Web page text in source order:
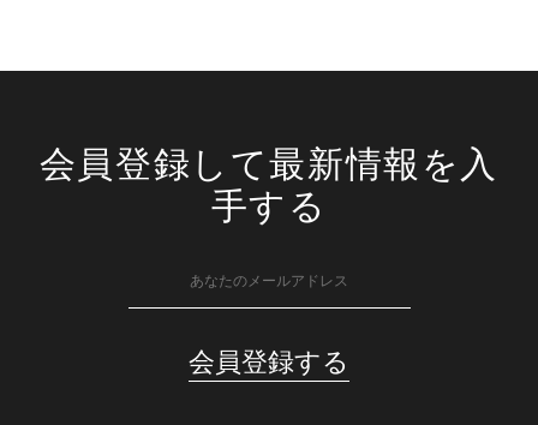
会員登録して最新情報を入
手する